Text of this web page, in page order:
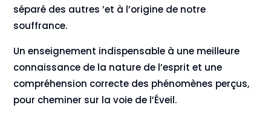
séparé des autres ’et à l’origine de notre
souffrance.
Un enseignement indispensable à une meilleure
connaissance de la nature de l’esprit et une
compréhension correcte des phénomènes perçus,
pour cheminer sur la voie de l’Éveil.